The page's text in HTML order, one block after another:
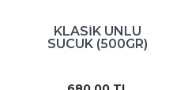
KLASİK ÜNLÜ
SUCUK (500GR)